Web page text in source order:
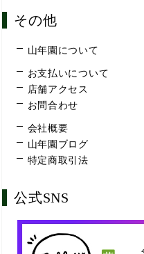
その他
山年園について
お支払いについて
店舗アクセス
お問合わせ
会社概要
山年園ブログ
特定商取引法
公式SNS